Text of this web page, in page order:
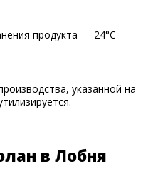
продукта — 24°С
указанной на
в Лобня